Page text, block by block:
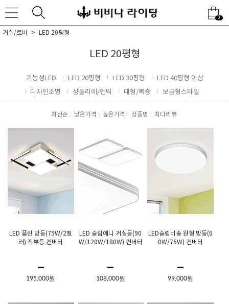
0
거실/로비 LED 20평형
LED 20평형
기능성LED LED 20평형 LED 30평형
LED 40평형 이상
디자인조명
샹들리에/엔틱 대형/복층 보급형스타일
최신순 낮은가격 높은가격 상품명 최다리뷰
LED 플린 방등(75W/2컬
러) 직부등 컨버터
195,000원
LED 슬림애니 거실등(90
W/120W/180W) 컨버터
108,000원
LED슬림비솔 원형 방등(6
0W/75W) 컨버터
99,000원